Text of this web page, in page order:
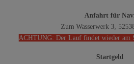
Anfahrt für
Zum Wasserwerk 3,
ACHTUNG: Der Lauf findet wieder am
Startgeld